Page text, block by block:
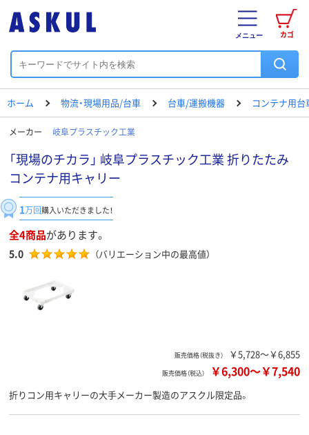
カゴ
メニュー
ホーム 物流・現場用品/台車 台車/運搬機器 コンテナ用台
メーカー 岐阜プラスチック工業
「現場のチカラ」 岐阜プラスチック工業 折りたたみ
コンテナ用キャリー
1万回購入いただきました！
全4商品があります。
5.0 （バリエーション中の最高値）
販売価格（税抜き） ￥5,728～￥6,855
販売価格（税込） ￥6,300～￥7,540
折りコン用キャリーの大手メーカー製造のアスクル限定品。